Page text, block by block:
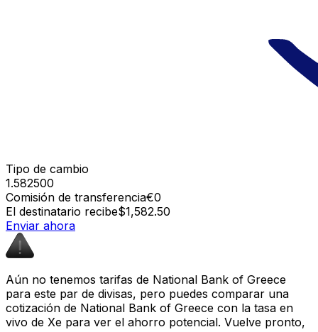
Tipo de cambio
1.582500
Comisión de transferencia€0
El destinatario recibe$1,582.50
Enviar ahora
Aún no tenemos tarifas de National Bank of Greece
para este par de divisas, pero puedes comparar una
cotización de National Bank of Greece con la tasa en
vivo de Xe para ver el ahorro potencial. Vuelve pronto,